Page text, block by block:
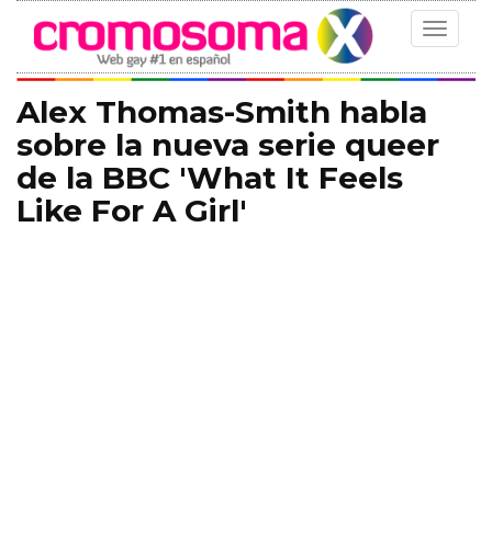
Toggle
Alex Thomas-Smith habla
sobre la nueva serie queer
de la BBC 'What It Feels
Like For A Girl'